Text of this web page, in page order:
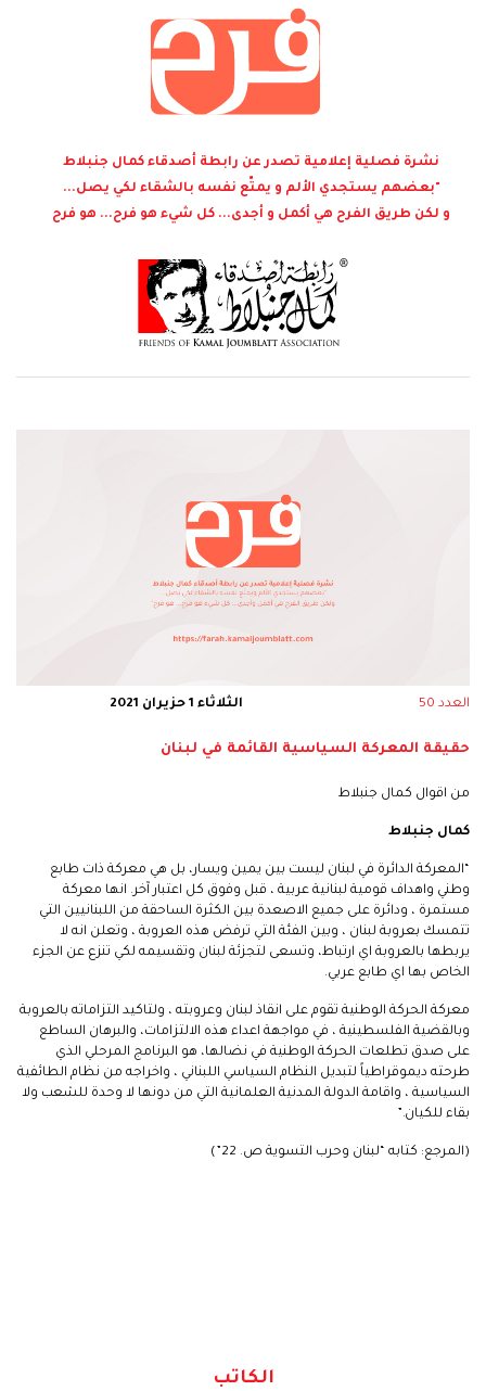
نشرة فصلية إعلامية تصدر عن رابطة أصدقاء كمال جنبلاط
"بعضهم يستجدي الألم و يمتّع نفسه بالشقاء لكي يصل...
و لكن طريق الفرح هي أكمل و أجدى... كل شيء هو فرح... هو فرح
العدد 50 الثلاثاء 1 حزيران 2021
حقيقة المعركة السياسية القائمة في لبنان
من اقوال كمال جنبلاط
كمال جنبلاط
“المعركة الدائرة في لبنان ليست بين يمين ويسار، بل هي معركة ذات طابع
وطني واهداف قومية لبنانية عربية ، قبل وفوق كل اعتبار آخر. انها معركة
مستمرة ، ودائرة على جميع الاصعدة بين الكثرة الساحقة من اللبنانيين التي
تتمسك بعروبة لبنان ، وبين الفئة التي ترفض هذه العروبة ، وتعلن انه لا
يربطها بالعروبة اي ارتباط، وتسعى لتجزئة لبنان وتقسيمه لكي تنزع عن الجزء
الخاص بها اي طابع عربي.
معركة الحركة الوطنية تقوم على انقاذ لبنان وعروبته ، ولتاكيد التزاماته بالعروبة
وبالقضية الفلسطينية ، في مواجهة اعداء هذه الالتزامات، والبرهان الساطع
على صدق تطلعات الحركة الوطنية في نضالها، هو البرنامج المرحلي الذي
طرحته ديموقراطياً لتبديل النظام السياسي اللبناني ، واخراجه من نظام الطائفية
السياسية ، واقامة الدولة المدنية العلمانية التي من دونها لا وحدة للشعب ولا
بقاء للكيان.”
(المرجع: كتابه “لبنان وحرب التسوية ص. 22”)
الكاتب